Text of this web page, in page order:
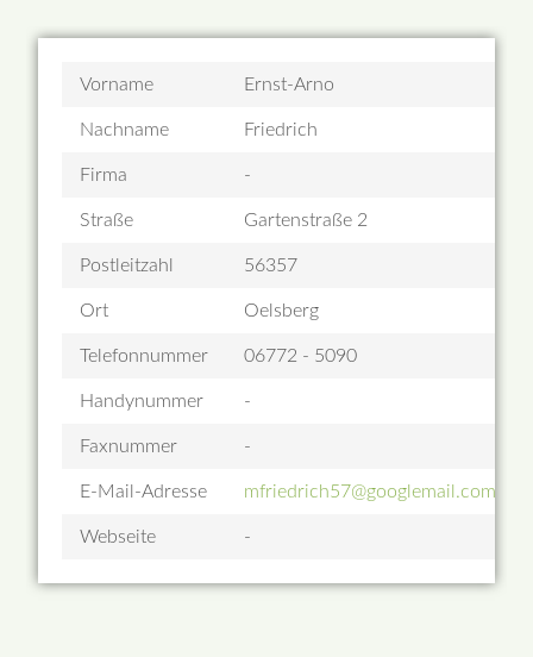
Vorname Ernst-Arno
Nachname Friedrich
Firma -
Straße Gartenstraße 2
Postleitzahl 56357
Ort Oelsberg
Telefonnummer 06772 - 5090
Handynummer -
Faxnummer -
E-Mail-Adresse mfriedrich57@googlemail.com
Webseite -